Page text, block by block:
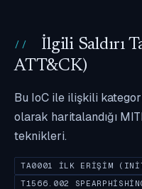
İlgili Saldırı
ATT&CK)
Bu IoC ile ilişkili
olarak haritalandığı
teknikleri.
TA0001 İLK ERIŞIM
T1566.002